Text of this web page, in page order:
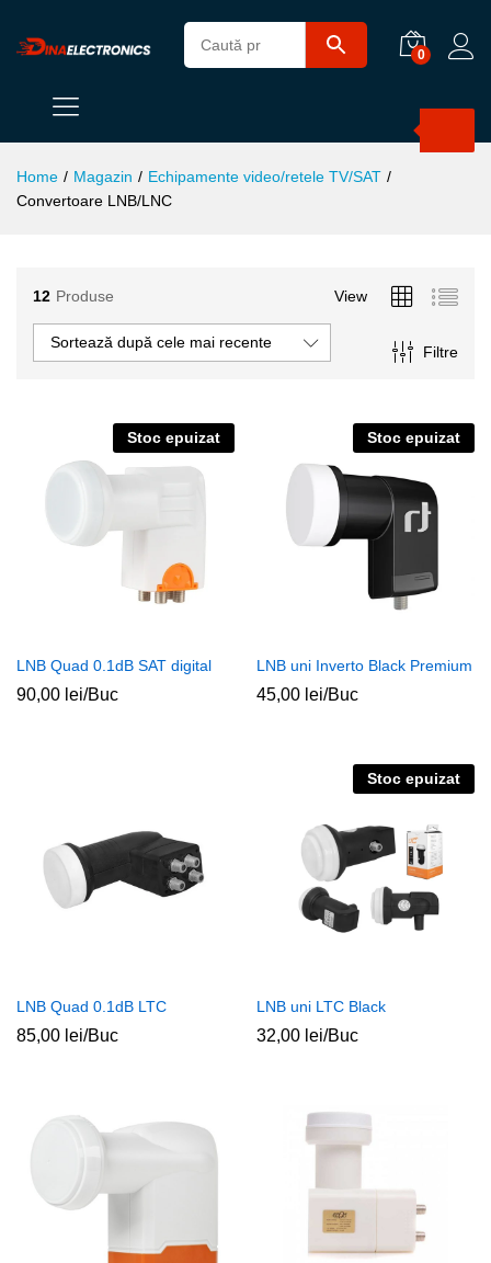
0
Home / Magazin / Echipamente video/retele TV/SAT /
Convertoare LNB/LNC
12 Produse View
Filtre
Sortează după cele mai recente
Stoc epuizat
LNB Quad 0.1dB SAT digital
90,00 lei/Buc
Stoc epuizat
LNB uni Inverto Black Premium
45,00 lei/Buc
LNB Quad 0.1dB LTC
85,00 lei/Buc
Stoc epuizat
LNB uni LTC Black
32,00 lei/Buc